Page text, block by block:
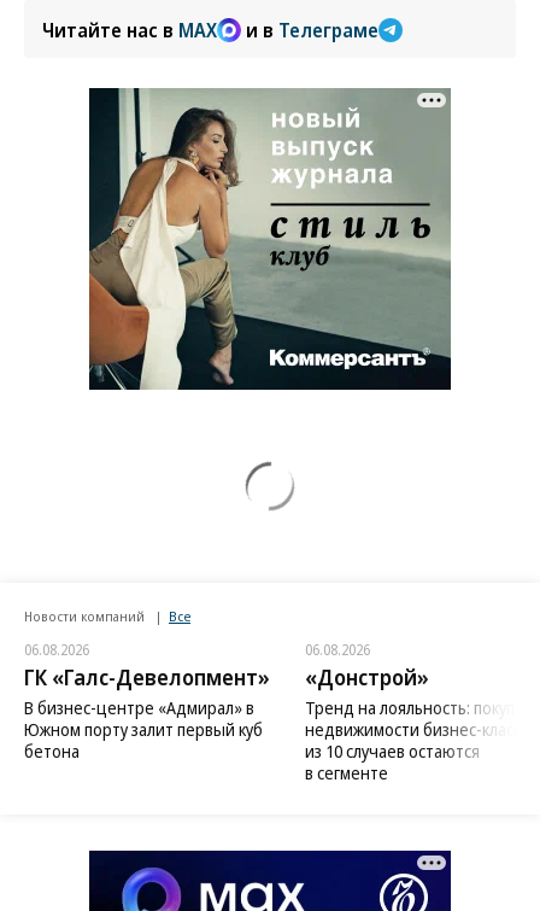
Читайте нас в MAX и в Телеграме
Новости компаний Все
06.08.2026
ГК «Галс-Девелопмент»
В бизнес-центре «Адмирал» в
Южном порту залит первый куб
бетона
06.08.2026
«Донстрой»
Тренд на лояльность:
недвижимости бизнес-класса
из 10 случаев остаются
в сегменте